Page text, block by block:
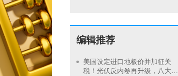
编辑推荐
美国设定进口地板价并加征关
税！光伏反内卷再升级，八大硅